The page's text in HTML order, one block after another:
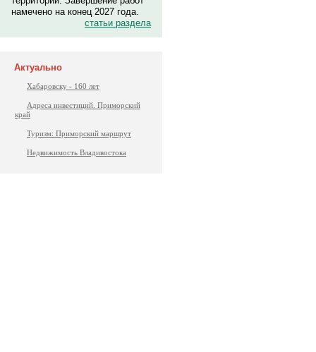
намечено на конец 2027 года.
статьи раздела
Актуально
Хабаровску - 160 лет
Адреса инвестиций. Приморский
край
Туризм: Приморский маршрут
Недвижимость Владивостока